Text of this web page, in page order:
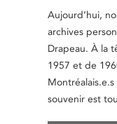
Aujourd’hui,
archives
Drapeau. À la
1957 et de
souvenir est